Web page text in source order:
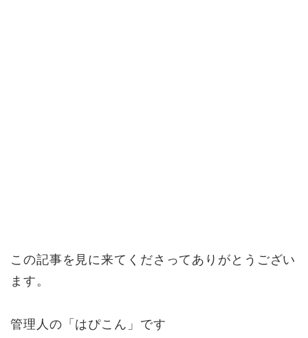
この記事を見に来てくださってありがとうござい
ます。
管理人の「はぴこん」です